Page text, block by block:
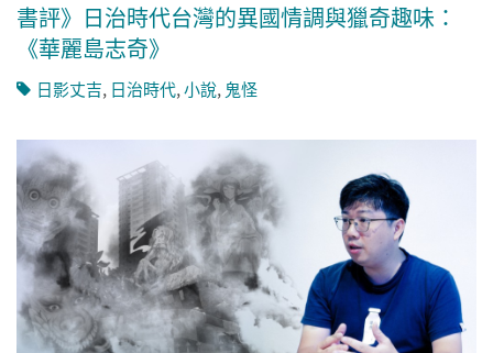
書評》日治時代台灣的異國情調與獵奇趣味：
《華麗島志奇》
日影丈吉, 日治時代,小說, 鬼怪